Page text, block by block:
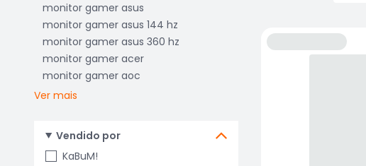
monitor gamer asus
monitor gamer asus 144 hz
monitor gamer asus 360 hz
monitor gamer acer
monitor gamer aoc
Ver mais
Vendido por
KaBuM!